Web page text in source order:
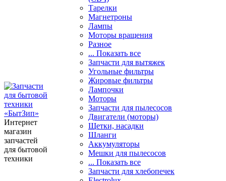
Интернет
магазин
запчастей
для бытовой
техники
Тарелки
Магнетроны
Лампы
Моторы вращения
Разное
... Показать все
Запчасти для вытяжек
Угольные фильтры
Жировые фильтры
Лампочки
Моторы
Запчасти для пылесосов
Двигатели (моторы)
Щетки, насадки
Шланги
Аккумуляторы
Мешки для пылесосов
... Показать все
Запчасти для хлебопечек